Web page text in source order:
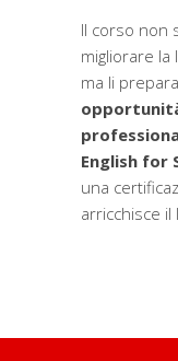
Il corso non
migliorare la
ma li
English for
una
arricchisce